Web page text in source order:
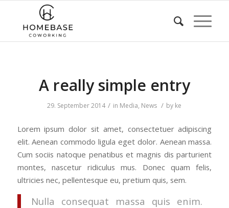
A really simple entry
29. September 2014 / in Media, News / by ke
Lorem ipsum dolor sit amet, consectetuer adipiscing
elit. Aenean commodo ligula eget dolor. Aenean massa.
Cum sociis natoque penatibus et magnis dis parturient
montes, nascetur ridiculus mus. Donec quam felis,
ultricies nec, pellentesque eu, pretium quis, sem.
Nulla consequat massa quis enim.